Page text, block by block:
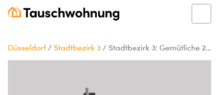
Düsseldorf / Stadtbezirk 3 / Stadtbezirk 3: Gemütliche 2-Zimmer-Wohnung